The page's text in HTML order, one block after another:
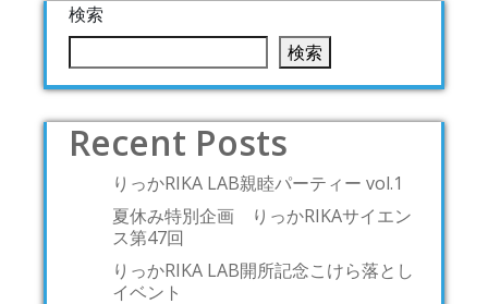
検索
検索
Recent Posts
りっかRIKA LAB親睦パーティー vol.1
夏休み特別企画 りっかRIKAサイエン
ス第47回
りっかRIKA LAB開所記念こけら落とし
イベント